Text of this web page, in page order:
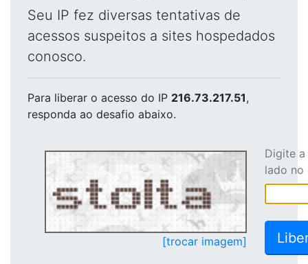
Seu IP fez diversas tentativas de
acessos suspeitos a sites hospedados
conosco.
Para liberar o acesso do IP 216.73.217.51,
responda ao desafio abaixo.
[trocar imagem]
Digite
lado no